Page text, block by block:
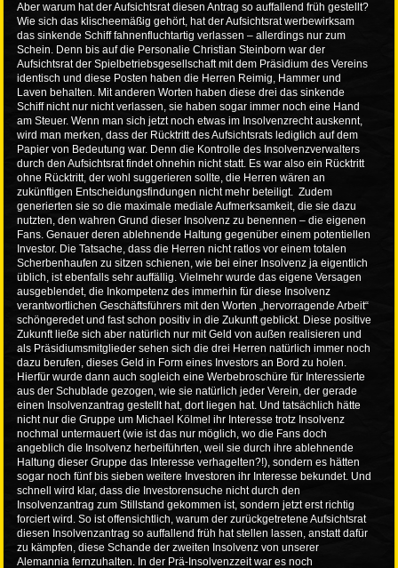
Aber warum hat der Aufsichtsrat diesen Antrag so auffallend früh gestellt?
Wie sich das klischeemäßig gehört, hat der Aufsichtsrat werbewirksam
das sinkende Schiff fahnenfluchtartig verlassen – allerdings nur zum
Schein. Denn bis auf die Personalie Christian Steinborn war der
Aufsichtsrat der Spielbetriebsgesellschaft mit dem Präsidium des Vereins
identisch und diese Posten haben die Herren Reimig, Hammer und
Laven behalten. Mit anderen Worten haben diese drei das sinkende
Schiff nicht nur nicht verlassen, sie haben sogar immer noch eine Hand
am Steuer. Wenn man sich jetzt noch etwas im Insolvenzrecht auskennt,
wird man merken, dass der Rücktritt des Aufsichtsrats lediglich auf dem
Papier von Bedeutung war. Denn die Kontrolle des Insolvenzverwalters
durch den Aufsichtsrat findet ohnehin nicht statt. Es war also ein Rücktritt
ohne Rücktritt, der wohl suggerieren sollte, die Herren wären an
zukünftigen Entscheidungsfindungen nicht mehr beteiligt. Zudem
generierten sie so die maximale mediale Aufmerksamkeit, die sie dazu
nutzten, den wahren Grund dieser Insolvenz zu benennen – die eigenen
Fans. Genauer deren ablehnende Haltung gegenüber einem potentiellen
Investor. Die Tatsache, dass die Herren nicht ratlos vor einem totalen
Scherbenhaufen zu sitzen schienen, wie bei einer Insolvenz ja eigentlich
üblich, ist ebenfalls sehr auffällig. Vielmehr wurde das eigene Versagen
ausgeblendet, die Inkompetenz des immerhin für diese Insolvenz
verantwortlichen Geschäftsführers mit den Worten „hervorragende Arbeit“
schöngeredet und fast schon positiv in die Zukunft geblickt. Diese positive
Zukunft ließe sich aber natürlich nur mit Geld von außen realisieren und
als Präsidiumsmitglieder sehen sich die drei Herren natürlich immer noch
dazu berufen, dieses Geld in Form eines Investors an Bord zu holen.
Hierfür wurde dann auch sogleich eine Werbebroschüre für Interessierte
aus der Schublade gezogen, wie sie natürlich jeder Verein, der gerade
einen Insolvenzantrag gestellt hat, dort liegen hat. Und tatsächlich hätte
nicht nur die Gruppe um Michael Kölmel ihr Interesse trotz Insolvenz
nochmal untermauert (wie ist das nur möglich, wo die Fans doch
angeblich die Insolvenz herbeiführten, weil sie durch ihre ablehnende
Haltung dieser Gruppe das Interesse verhagelten?!), sondern es hätten
sogar noch fünf bis sieben weitere Investoren ihr Interesse bekundet. Und
schnell wird klar, dass die Investorensuche nicht durch den
Insolvenzantrag zum Stillstand gekommen ist, sondern jetzt erst richtig
forciert wird. So ist offensichtlich, warum der zurückgetretene Aufsichtsrat
diesen Insolvenzantrag so auffallend früh hat stellen lassen, anstatt dafür
zu kämpfen, diese Schande der zweiten Insolvenz von unserer
Alemannia fernzuhalten. In der Prä-Insolvenzzeit war es noch